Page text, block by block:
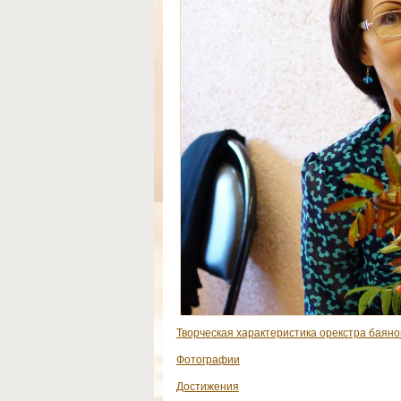
Творческая характеристика орекстра
Фотографии
Достижения